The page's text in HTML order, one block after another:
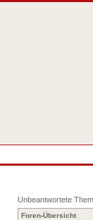
Unbeantwortete
Foren-Übersicht